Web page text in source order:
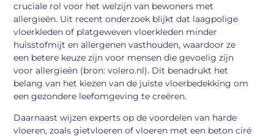
cruciale rol voor het welzijn van bewoners met
allergieën. Uit recent onderzoek blijkt dat laagpolige
vloerkleden of platgeweven vloerkleden minder
huisstofmijt en allergenen vasthouden, waardoor ze
een betere keuze zijn voor mensen die gevoelig zijn
voor allergieën (bron: volero.nl). Dit benadrukt het
belang van het kiezen van de juiste vloerbedekking om
een gezondere leefomgeving te creëren.
Daarnaast wijzen experts op de voordelen van harde
vloeren, zoals gietvloeren of vloeren met een beton ciré